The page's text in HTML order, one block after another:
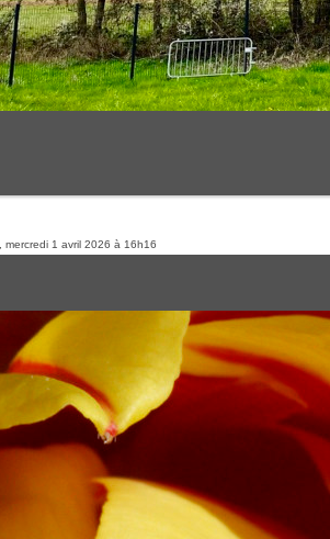
, mercredi 1 avril 2026 à 16h16